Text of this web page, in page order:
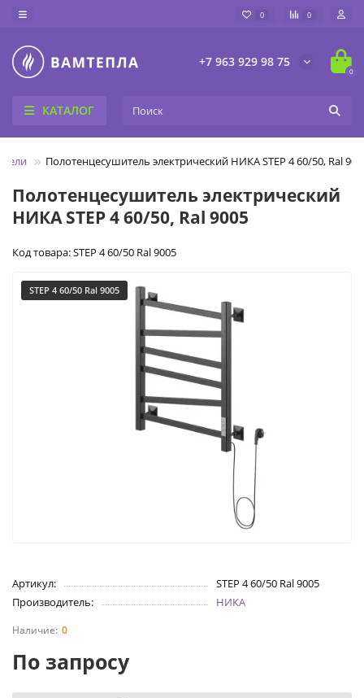
0 0
+7 963 929 98 75
0
КАТАЛОГ
Полотенцесушитель электрический НИКА STEP 4 60/50, Ral
Полотенцесушитель электрический
НИКА STEP 4 60/50, Ral 9005
Код товара: STEP 4 60/50 Ral 9005
STEP 4 60/50 Ral 9005
Артикул:
STEP 4 60/50 Ral 9005
Производитель:
НИКА
0
По запросу